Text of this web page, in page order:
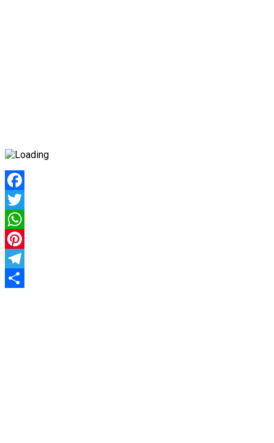
Facebook
Twitter
WhatsApp
Pinterest
Telegram